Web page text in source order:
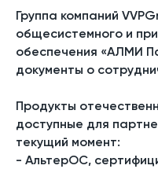
Группа компаний
общесистемного и
обеспечения «АЛМИ
документы о
Продукты
доступные для
текущий момент:
- АльтерОС,